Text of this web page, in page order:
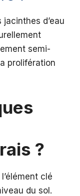
d’eau
semi-
prolifération
?
clé
du sol.